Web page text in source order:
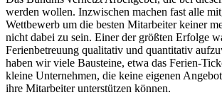
werden wollen. Inzwischen machen fast alle
Wettbewerb um die besten Mitarbeiter keiner
nicht dabei zu sein. Einer der größten Erfolge
Ferienbetreuung qualitativ und quantitativ
haben wir viele Bausteine, etwa das Ferien-
kleine Unternehmen, die keine eigenen
ihre Mitarbeiter unterstützen können.